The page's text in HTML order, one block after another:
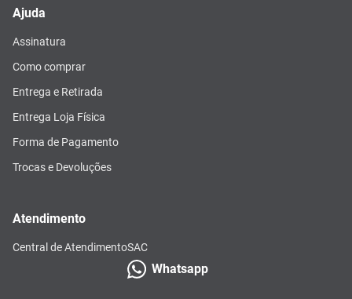
Ajuda
Assinatura
Como comprar
Entrega e Retirada
Entrega Loja Física
Forma de Pagamento
Trocas e Devoluções
Atendimento
Central de AtendimentoSAC
Whatsapp